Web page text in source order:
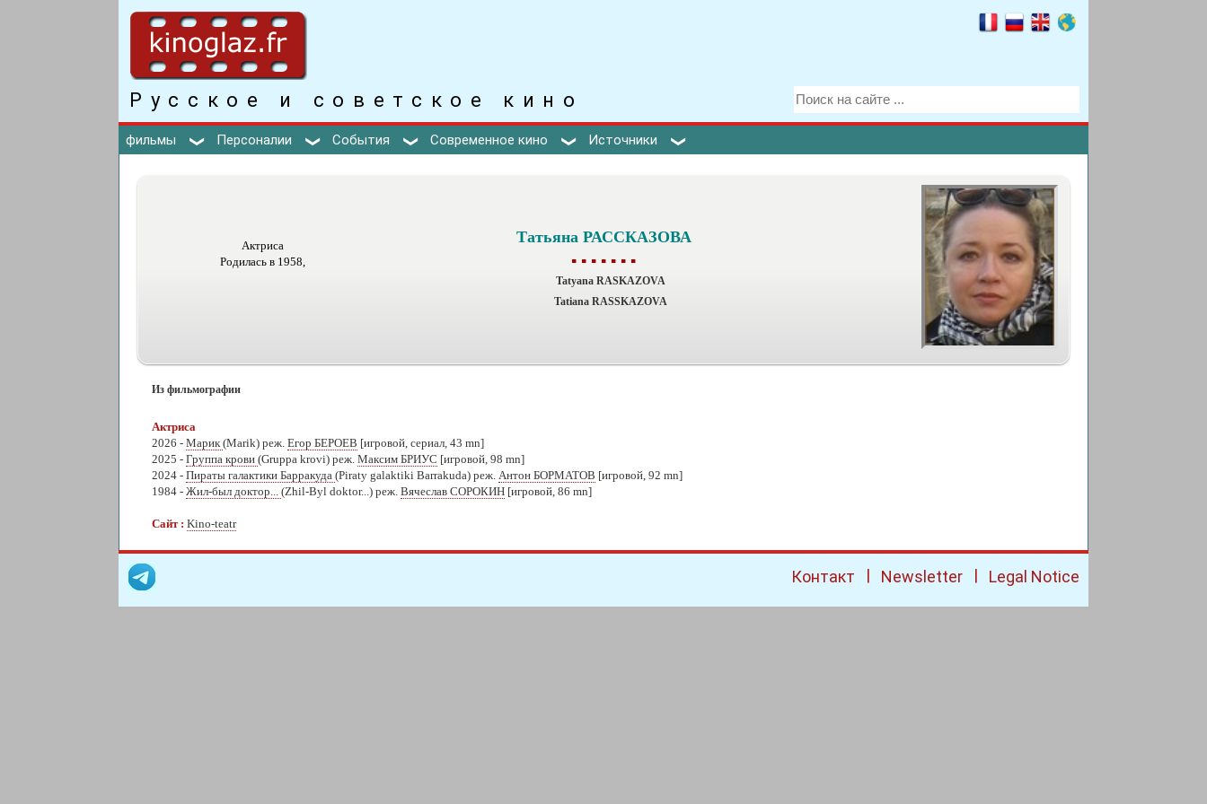
Русское и советское кино
фильмы Персоналии События Современное кино Источники
Актриса
Родилась в 1958,
Татьяна РАССКАЗОВА
▪ ▪ ▪ ▪ ▪ ▪ ▪
Tatyana RASKAZOVA
Tatiana RASSKAZOVA
Из фильмографии
Актриса
2026 - Марик (Marik) реж. Егор БЕРОЕВ [игровой, сериал, 43 mn]
2025 - Группа крови (Gruppa krovi) реж. Максим БРИУС [игровой, 98 mn]
2024 - Пираты галактики Барракуда (Piraty galaktiki Barrakuda) реж. Антон БОРМАТОВ [игровой, 92 mn]
1984 - Жил-был доктор... (Zhil-Byl doktor...) реж. Вячеслав СОРОКИН [игровой, 86 mn]
Сайт : Kino-teatr
Контакт | Newsletter | Legal Notice